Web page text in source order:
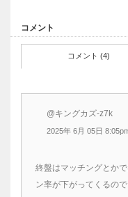
コメント
コメント (4)
@キングカズ-z7k
2025年 6月 05日
終盤はマッチングとか
ン率が下がってくるの